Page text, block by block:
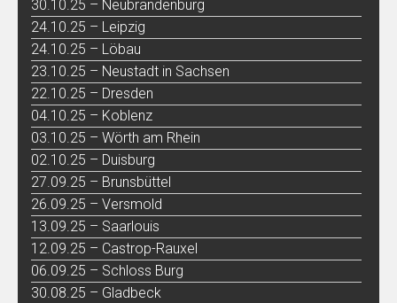
30.10.25 – Neubrandenburg
24.10.25 – Leipzig
24.10.25 – Löbau
23.10.25 – Neustadt in Sachsen
22.10.25 – Dresden
04.10.25 – Koblenz
03.10.25 – Wörth am Rhein
02.10.25 – Duisburg
27.09.25 – Brunsbüttel
26.09.25 – Versmold
13.09.25 – Saarlouis
12.09.25 – Castrop-Rauxel
06.09.25 – Schloss Burg
30.08.25 – Gladbeck